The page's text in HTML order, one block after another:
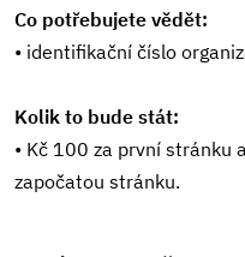
Co potřebujete vědět:
• identifikační číslo
Kolik to bude stát:
• Kč 100 za první stránku
započatou stránku.